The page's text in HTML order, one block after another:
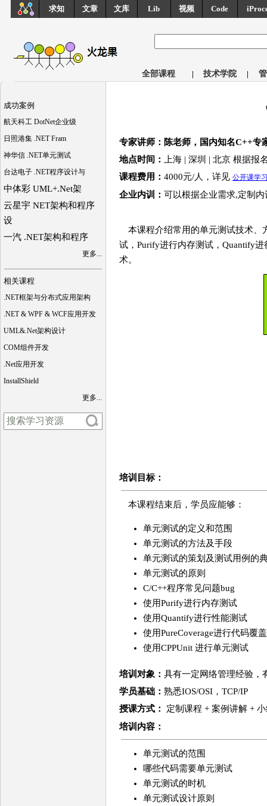
求知 文章 文库 Lib 视频 Code
全部课程 | 技术学院 |
成功案例
航天科工 DotNet企业级
日照港集 .NET Fram
神华信 .NET单元测试
台达电子 .NET程序设计与
中体彩 UML+.Net架
云星宇 NET架构和程序
设
一汽 .NET架构和程序
更多...
相关课程
.NET框架与分布式应用架构
.NET & WPF & WCF应用开发
UML&.Net架构设计
COM组件开发
.Net应用开发
InstallShield
更多...
专家讲师：陈老师，国内知名C++专
地点时间：
上海 | 深圳 | 北京 根据报
课程费用： 4000元/人， 详见 公开课学
企业内训： 可以根据企业需求,定制
本课程介绍常用的单元测试技术、
试，Purify进行内存测试，Quantify
术。
培训目标：
本课程结束后，学员应能够：
单元测试的定义和范围
单元测试的方法及手段
单元测试的策划及测试用例的
单元测试的原则
C/C++程序常见问题bug
使用Purify进行内存测试
使用Quantify进行性能测试
使用PureCoverage进行代码覆
使用CPPUnit 进行单元测试
培训对象： 具有一定网络管理经验，
学员基础： 熟悉IOS/OSI，TCP/IP
授课方式：
定制课程 + 案例讲解 +
培训 内容 ：
单元测试的范围
哪些代码需要单元测试
单元测试的时机
单元测试设计原则